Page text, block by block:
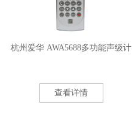
杭州爱华 AWA5688多功能声级计
查看详情